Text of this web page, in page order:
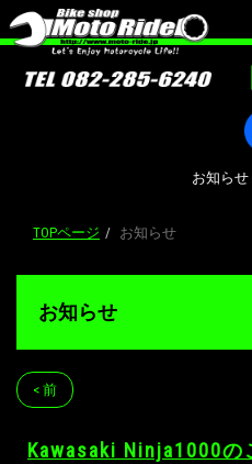
お知らせ
TOPページ お知らせ
お知らせ
< 前
Kawasaki Ninja1000